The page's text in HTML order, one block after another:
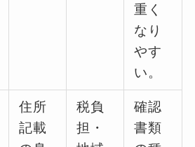
重く
なり
やす
い。
住所
記載
税負
担・
確認
書類